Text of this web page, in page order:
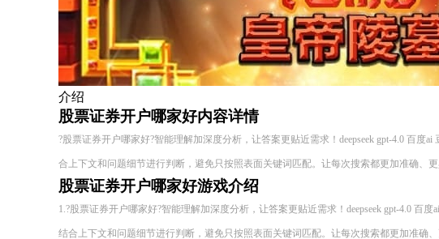
介绍
股票证券开户哪家好内容详情
?股票证券开户哪家好?智能理解加深度分析，让答案更贴近需求！deepseek gpt-4.0 百度
合上下文和问题细节进行判断，避免只按照表面关键词匹配。让每次搜索都更加准确、更
股票证券开户哪家好游戏介绍
1.?股票证券开户哪家好?智能理解加深度分析，让答案更贴近需求！deepseek gpt-4.0 百
结合上下文和问题细节进行判断，避免只按照表面关键词匹配。让每次搜索都更加准确、